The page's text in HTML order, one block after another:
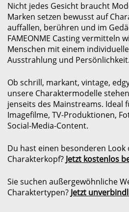
Nicht jedes Gesicht braucht
Marken setzen bewusst auf
auffallen, berühren und im
FAMEONME Casting vermitteln
Menschen mit einem
Ausstrahlung und Persönlichkeit.
Ob schrill, markant, vintage,
unsere Charaktermodelle
jenseits des Mainstreams. Ideal
Imagefilme, TV-Produktionen,
Social-Media-Content.
Du hast einen besonderen
Charakterkopf? Jetzt kostenlos
Sie suchen außergewöhnliche
Charaktertypen? Jetzt